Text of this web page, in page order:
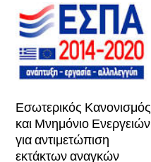
Εσωτερικός Κανονισμός
και Μνημόνιο Ενεργειών
για αντιμετώπιση
εκτάκτων αναγκών